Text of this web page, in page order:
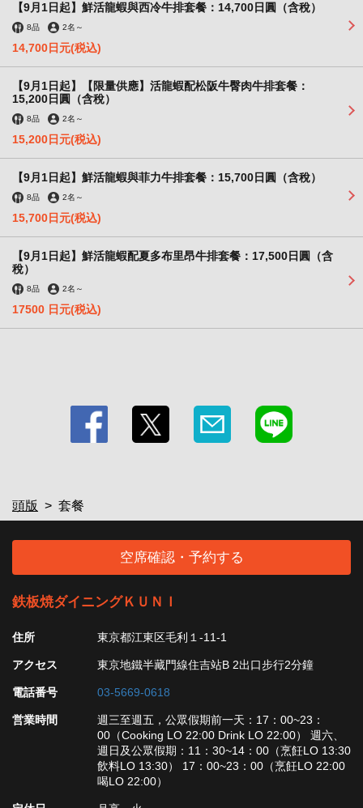
【9月1日起】鮮活龍蝦與西冷牛排套餐：14,700日圓（含稅）
8品 2名 ～
14,700日元(税込)
【9月1日起】【限量供應】活龍蝦配松阪牛臀肉牛排套餐：
15,200日圓（含稅）
8品 2名 ～
15,200日元(税込)
【9月1日起】鮮活龍蝦與菲力牛排套餐：15,700日圓（含稅）
8品 2名 ～
15,700日元(税込)
【9月1日起】鮮活龍蝦配夏多布里昂牛排套餐：17,500日圓（含
稅）
8品 2名 ～
17500 日元(税込)
頭版 套餐
空席確認・予約する
鉄板焼ダイニングＫＵＮＩ
住所 東京都江東区毛利１-11-1
アクセス 東京地鐵半藏門線住吉站B 2出口步行2分鐘
電話番号 03-5669-0618
営業時間
週三至週五，公眾假期前一天：17：00~23：
00（Cooking LO 22:00 Drink LO 22:00） 週六、
週日及公眾假期：11：30~14：00（烹飪LO 13:30
飲料LO 13:30） 17：00~23：00（烹飪LO 22:00
喝LO 22:00）